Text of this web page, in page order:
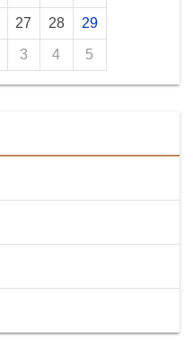
27 28 29
3 4 5